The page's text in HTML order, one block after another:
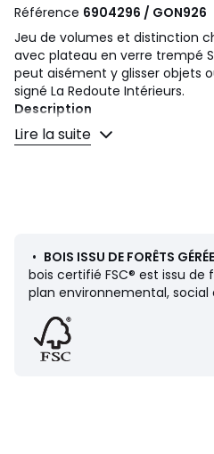
Référence 6904296 / GON926
Jeu de volumes et distinction
avec plateau en verre trempé
peut aisément y glisser objets
signé La Redoute Intérieurs.
Description
• Table basse en MDF plaqué
nitrocellulosique et plateau en
plat, dessous de verre et sets
Dimensions
• Largeur : 134 cm
• Hauteur : 35,5 cm
• Profondeur : 68 cm
Lire la suite
• BOIS ISSU DE FORÊTS
bois certifié FSC® est issu de
plan environnemental,